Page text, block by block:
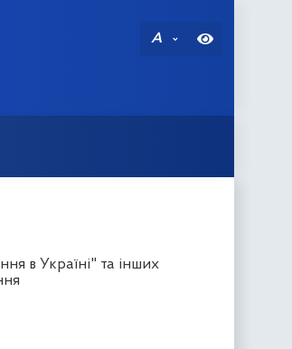
A
в Україні" та інших